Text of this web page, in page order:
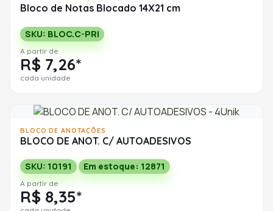
Bloco de Notas Blocado 14X21 cm
SKU: BLOC.C-PRI
A partir de
R$ 7,26*
cada unidade
BLOCO DE ANOTAÇÕES
BLOCO DE ANOT. C/ AUTOADESIVOS
SKU: 10191 Em estoque: 12871
A partir de
R$ 8,35*